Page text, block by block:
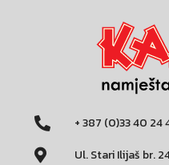
+ 387 (0)33 40 24
Ul. Stari Ilijaš br.